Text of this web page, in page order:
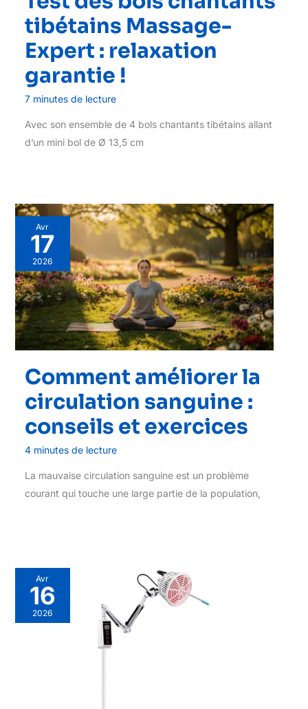
tibétains Massage-
Expert : relaxation
garantie !
7 minutes de lecture
Avec son ensemble de 4 bols chantants tibétains allant
d’un mini bol de Ø 13,5 cm
Avr
17
2026
Comment améliorer la
circulation sanguine :
conseils et exercices
4 minutes de lecture
La mauvaise circulation sanguine est un problème
courant qui touche une large partie de la population,
Avr
16
2026